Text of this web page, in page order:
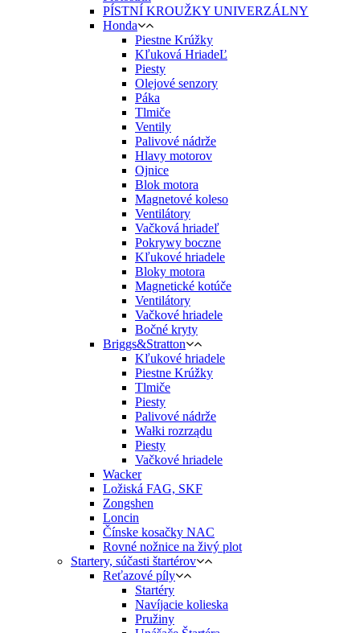
PÍSTNÍ KROUŽKY UNIVERZÁLNY
Honda
Piestne Krúžky
Kľuková HriadeĽ
Piesty
Olejové senzory
Páka
Tlmiče
Ventily
Palivové nádrže
Hlavy motorov
Ojnice
Blok motora
Magnetové koleso
Ventilátory
Vačková hriadeľ
Pokrywy boczne
Kľukové hriadele
Bloky motora
Magnetické kotúče
Ventilátory
Vačkové hriadele
Bočné kryty
Briggs&Stratton
Kľukové hriadele
Piestne Krúžky
Tlmiče
Piesty
Palivové nádrže
Wałki rozrządu
Piesty
Vačkové hriadele
Wacker
Ložiská FAG, SKF
Zongshen
Loncin
Čínske kosačky NAC
Rovné nožnice na živý plot
Startery, súčasti štartérov
Reťazové píly
Startéry
Navíjacie kolieska
Pružiny